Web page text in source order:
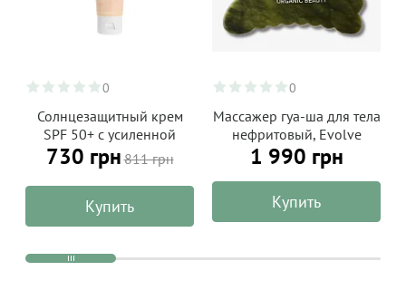
0
Солнцезащитный крем
SPF 50+ с усиленной
защитой от UVA,
ALPHANOVA Daily SUN 50
мл
730 грн811 грн
Купить
0
Массажер гуа-ша для тела
нефритовый, Evolve
Organic Beauty
1 990 грн
Купить